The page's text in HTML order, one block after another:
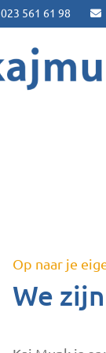
023 561 61 98
Op naar je
We